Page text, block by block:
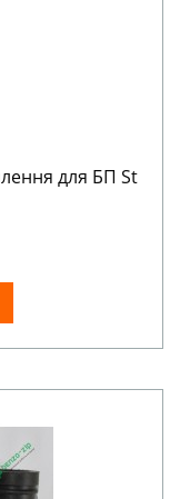
для БП St